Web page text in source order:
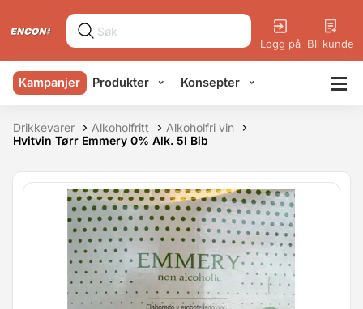
Logg på Bli kunde
Kampanjer Produkter Konsepter
Drikkevarer Alkoholfritt
Alkoholfri vin
Hvitvin Tørr Emmery 0% Alk. 5l Bib